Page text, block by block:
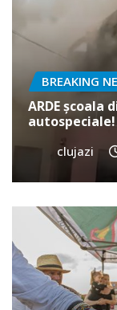
BREAKING
ARDE școala
autospeciale!
clujazi